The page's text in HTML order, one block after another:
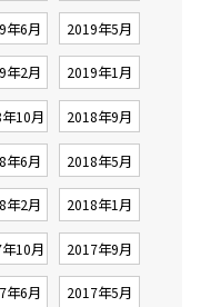
年6月 2019年5月
年2月 2019年1月
10月 2018年9月
年6月 2018年5月
年2月 2018年1月
10月 2017年9月
年6月 2017年5月